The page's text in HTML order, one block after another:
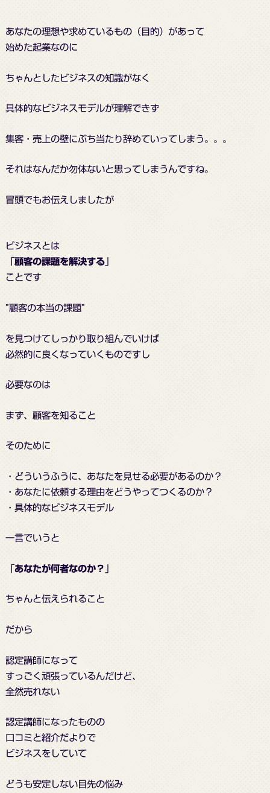
あなたの理想や求めているもの（目的）があって
始めた起業なのに
ちゃんとしたビジネスの知識がなく
具体的なビジネスモデルが理解できず
集客・売上の壁にぶち当たり辞めていってしまう。。。
それはなんだか勿体ないと思ってしまうんですね。
冒頭でもお伝えしましたが
ビジネスとは
「顧客の課題を解決する」
ことです
”顧客の本当の課題”
を見つけてしっかり取り組んでいけば
必然的に良くなっていくものですし
必要なのは
まず、顧客を知ること
そのために
・どういうふうに、あなたを見せる必要があるのか？
・あなたに依頼する理由をどうやってつくるのか？
・具体的なビジネスモデル
一言でいうと
あなたが何者なのか？
ちゃんと伝えられること
だから
認定講師になって
すっごく頑張っているんだけど、
全然売れない
認定講師になったものの
口コミと紹介だよりで
ビジネスをしていて
どうも安定しない目先の悩み